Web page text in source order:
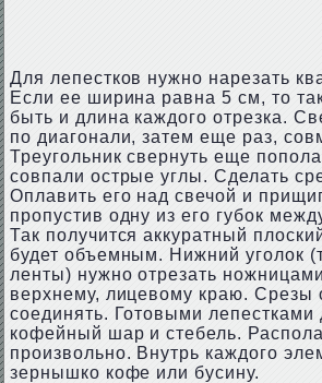
Для лепестков нужно нарезать
Если ее ширина равна 5 см, то
быть и длина каждого отрезка.
по диагонали, затем еще раз,
Треугольник свернуть еще
совпали острые углы. Сделать
Оплавить его над свечой и
пропустив одну из его губок
Так получится аккуратный
будет объемным. Нижний уголок
ленты) нужно отрезать
верхнему, лицевому краю. Срезы
соединять. Готовыми лепестками
кофейный шар и стебель.
произвольно. Внутрь каждого
зернышко кофе или бусину.